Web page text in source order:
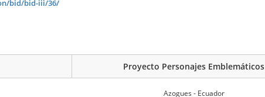
bid/bid-iii/36/
Proyecto Personajes Emblemáticos
Azogues - Ecuador